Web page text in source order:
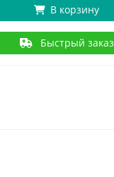
В корзину
Быстрый заказ